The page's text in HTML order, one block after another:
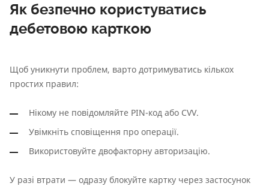
Як безпечно користуватись
дебетовою карткою
Щоб уникнути проблем, варто дотримуватись кількох
простих правил:
Нікому не повідомляйте PIN-код або CVV.
Увімкніть сповіщення про операції.
Використовуйте двофакторну авторизацію.
У разі втрати — одразу блокуйте картку через застосунок